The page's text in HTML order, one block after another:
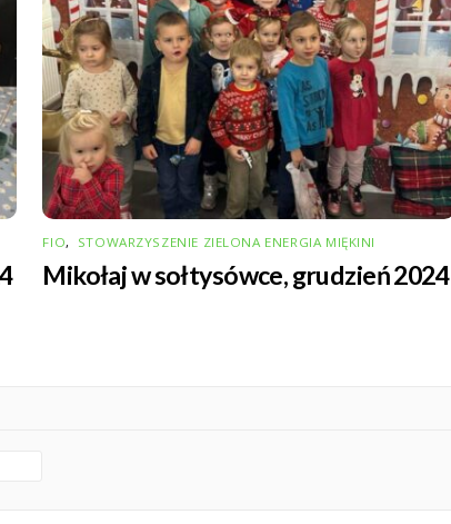
FIO, STOWARZYSZENIE ZIELONA ENERGIA MIĘKINI
Mikołaj w sołtysówce, grudzień 2024